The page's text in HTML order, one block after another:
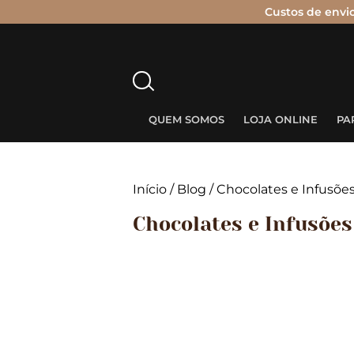
Custos de
Pesquisar
por:
QUEM SOMOS LOJA ONLINE
Início / Blog /Chocolates e
Chocolates e Infusões